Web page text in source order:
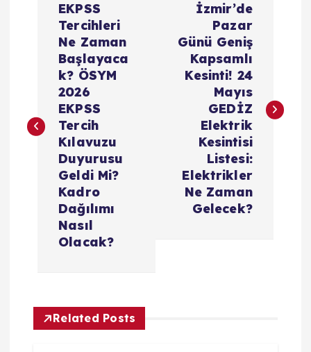
g
m
e
EKPSS
Tercihleri
Ne Zaman
Başlayaca
k? ÖSYM
2026
EKPSS
Tercih
Kılavuzu
Duyurusu
Geldi Mi?
Kadro
Dağılımı
Nasıl
Olacak?
İzmir’de
Pazar
Günü Geniş
Kapsamlı
Kesinti! 24
Mayıs
GEDİZ
Elektrik
Kesintisi
Listesi:
Elektrikler
Ne Zaman
Gelecek?
Related Posts